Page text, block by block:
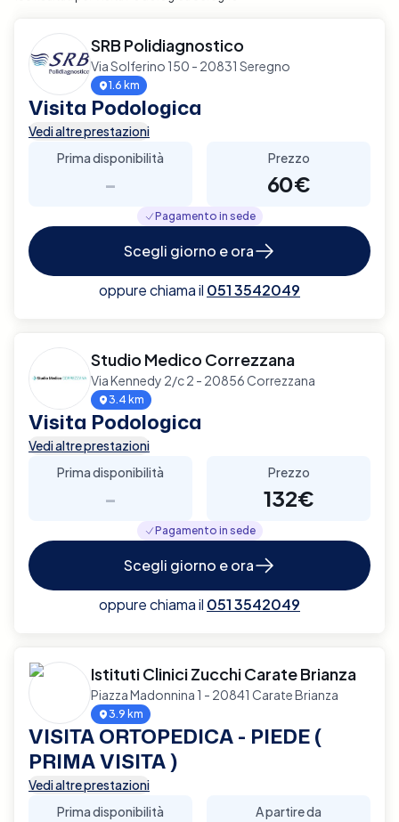
SRB Polidiagnostico
Via Solferino 150 - 20831 Seregno
1.6 km
Visita Podologica
Vedi altre prestazioni
Prima disponibilità
-
Prezzo
60€
Pagamento in sede
Scegli giorno e ora
oppure chiama il 051 3542049
Studio Medico Correzzana
Via Kennedy 2/c 2 - 20856 Correzzana
3.4 km
Visita Podologica
Vedi altre prestazioni
Prima disponibilità
-
Prezzo
132€
Pagamento in sede
Scegli giorno e ora
oppure chiama il 051 3542049
Istituti Clinici Zucchi Carate Brianza
Piazza Madonnina 1 - 20841 Carate Brianza
3.9 km
VISITA ORTOPEDICA - PIEDE (
PRIMA VISITA )
Vedi altre prestazioni
Prima disponibilità
A partire da